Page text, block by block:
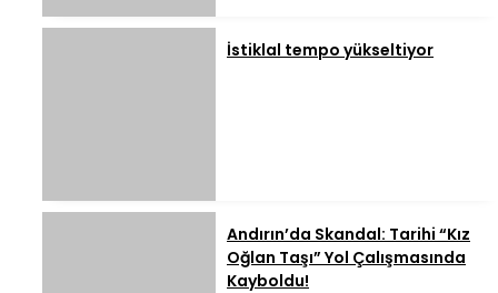
İstiklal tempo yükseltiyor
Andırın’da Skandal: Tarihi “Kız
Oğlan Taşı” Yol Çalışmasında
Kayboldu!